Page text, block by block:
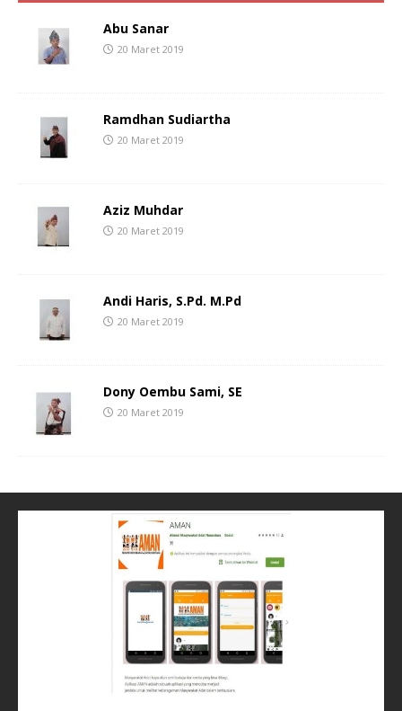
Abu Sanar
20 Maret 2019
Ramdhan Sudiartha
20 Maret 2019
Aziz Muhdar
20 Maret 2019
Andi Haris, S.Pd. M.Pd
20 Maret 2019
Dony Oembu Sami, SE
20 Maret 2019